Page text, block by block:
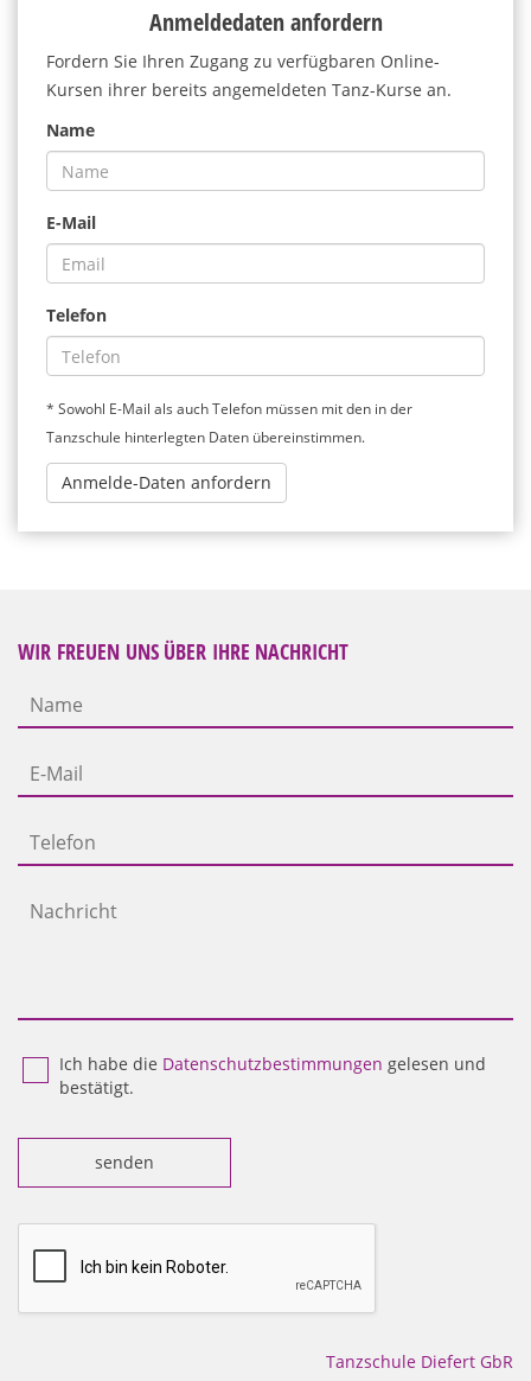
Anmeldedaten anfordern
Fordern Sie Ihren Zugang zu verfügbaren Online-
Kursen ihrer bereits angemeldeten Tanz-Kurse an.
Name
E-Mail
Telefon
* Sowohl E-Mail als auch Telefon müssen mit den in der
Tanzschule hinterlegten Daten übereinstimmen.
Anmelde-Daten anfordern
WIR FREUEN UNS ÜBER IHRE NACHRICHT
Ich habe die Datenschutzbestimmungen gelesen und
bestätigt.
senden
Tanzschule Diefert GbR